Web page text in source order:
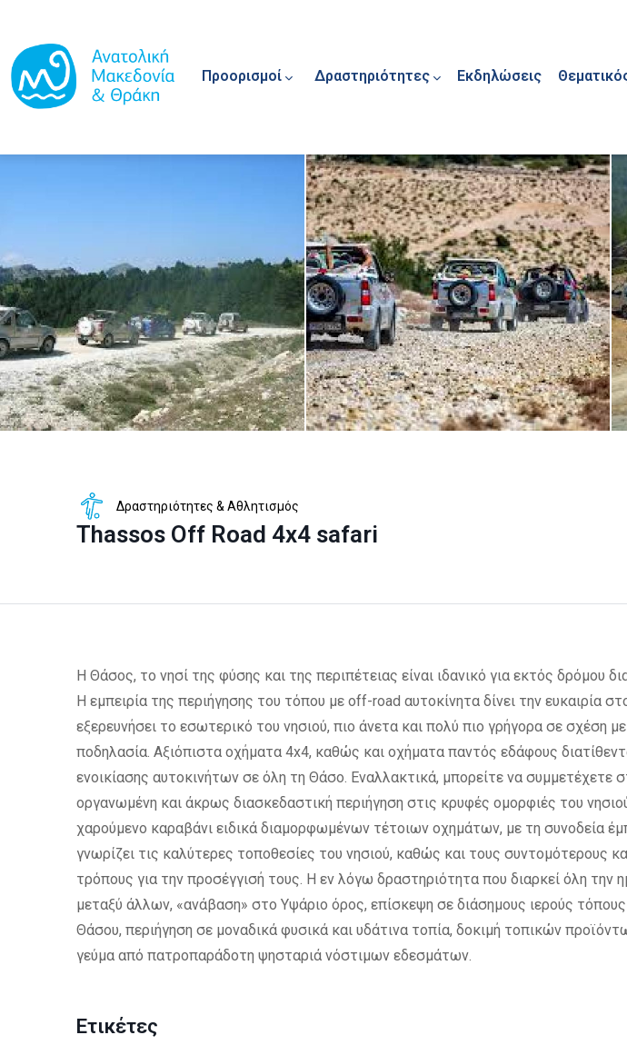
Προορισμοί Δραστηριότητες Εκδηλώσεις
Δραστηριότητες & Αθλητισμός
Thassos Off Road 4x4 safari
Η Θάσος, το νησί της φύσης και της περιπέτειας είναι ιδανικό για εκτός δρόμου
Η εμπειρία της περιήγησης του τόπου με off-road αυτοκίνητα δίνει την ευκαιρία
εξερευνήσει το εσωτερικό του νησιού, πιο άνετα και πολύ πιο γρήγορα σε σχέση
ποδηλασία. Αξιόπιστα οχήματα 4x4, καθώς και οχήματα παντός εδάφους
ενοικίασης αυτοκινήτων σε όλη τη Θάσο. Εναλλακτικά, μπορείτε να συμμετέχετε
οργανωμένη και άκρως διασκεδαστική περιήγηση στις κρυφές ομορφιές του
χαρούμενο καραβάνι ειδικά διαμορφωμένων τέτοιων οχημάτων, με τη συνοδεία
γνωρίζει τις καλύτερες τοποθεσίες του νησιού, καθώς και τους συντομότερους
τρόπους για την προσέγγισή τους. Η εν λόγω δραστηριότητα που διαρκεί όλη την
μεταξύ άλλων, «ανάβαση» στο Υψάριο όρος, επίσκεψη σε διάσημους ιερούς τόπους
Θάσου, περιήγηση σε μοναδικά φυσικά και υδάτινα τοπία, δοκιμή τοπικών
γεύμα από πατροπαράδοτη ψησταριά νόστιμων εδεσμάτων.
Ετικέτες